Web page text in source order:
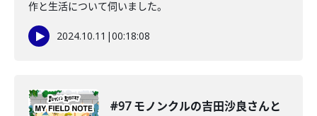
作と生活について伺いました。
2024.10.11 |00:18:08
#97 モノンクルの吉田沙良さんと